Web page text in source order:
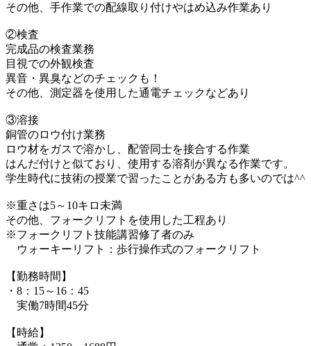
その他、手作業での配線取り付けやはめ込み作業あり
②検査
完成品の検査業務
目視での外観検査
異音・異臭などのチェックも！
その他、測定器を使用した通電チェックなどあり
③溶接
銅管のロウ付け業務
ロウ材をガスで溶かし、配管同士を接合する作業
はんだ付けと似ており、使用する溶剤が異なる作業です。
学生時代に技術の授業で習ったことがある方も多いのでは^^
※重さは5～10キロ未満
その他、フォークリフトを使用した工程あり
※フォークリフト技能講習修了者のみ
ウォーキーリフト：歩行操作式のフォークリフト
【勤務時間】
・8：15～16：45
実働7時間45分
【時給】